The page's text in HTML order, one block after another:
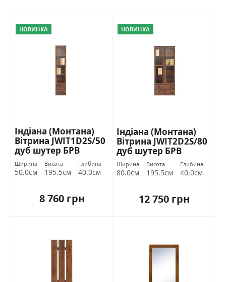
НОВИНКА
Індіана (Монтана)
Вітрина JWIT1D2S/50
дуб шутер БРВ
Україна
Ширина
50.0см
Висота
195.5см
Глибина
40.0см
8 760 грн
НОВИНКА
Індіана (Монтана)
Вітрина JWIT2D2S/80
дуб шутер БРВ
Україна
Ширина
80.0см
Висота
195.5см
Глибина
40.0см
12 750 грн